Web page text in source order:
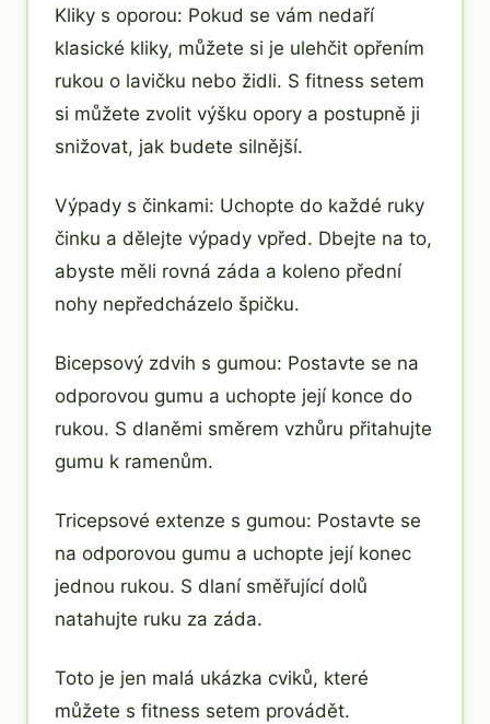
Kliky s oporou: Pokud se vám nedaří
klasické kliky, můžete si je ulehčit opřením
rukou o lavičku nebo židli. S fitness setem
si můžete zvolit výšku opory a postupně ji
snižovat, jak budete silnější.
Výpady s činkami: Uchopte do každé ruky
činku a dělejte výpady vpřed. Dbejte na to,
abyste měli rovná záda a koleno přední
nohy nepředcházelo špičku.
Bicepsový zdvih s gumou: Postavte se na
odporovou gumu a uchopte její konce do
rukou. S dlaněmi směrem vzhůru přitahujte
gumu k ramenům.
Tricepsové extenze s gumou: Postavte se
na odporovou gumu a uchopte její konec
jednou rukou. S dlaní směřující dolů
natahujte ruku za záda.
Toto je jen malá ukázka cviků, které
můžete s fitness setem provádět.